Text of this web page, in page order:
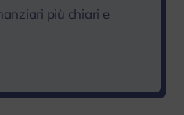
più chiari e